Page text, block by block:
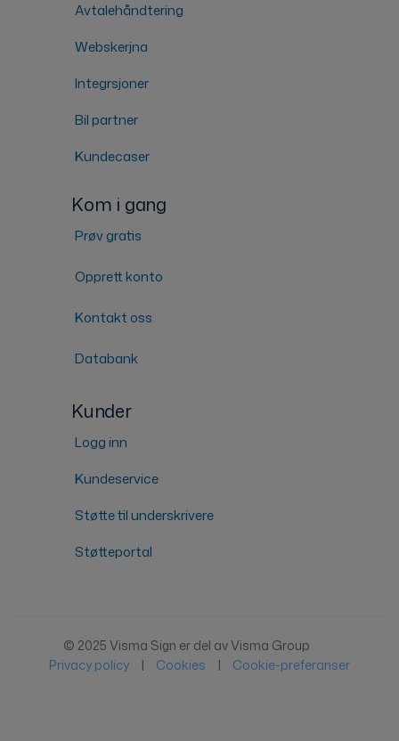
Avtalehåndtering
Webskerjna
Integrsjoner
Bil partner
Kundecaser
Kom i gang
Prøv gratis
Opprett konto
Kontakt oss
Databank
Kunder
Logg inn
Kundeservice
Støtte til underskrivere
Støtteportal
© 2025 Visma Sign er del av Visma Group
Privacy policy
| Cookies | Cookie-preferanser